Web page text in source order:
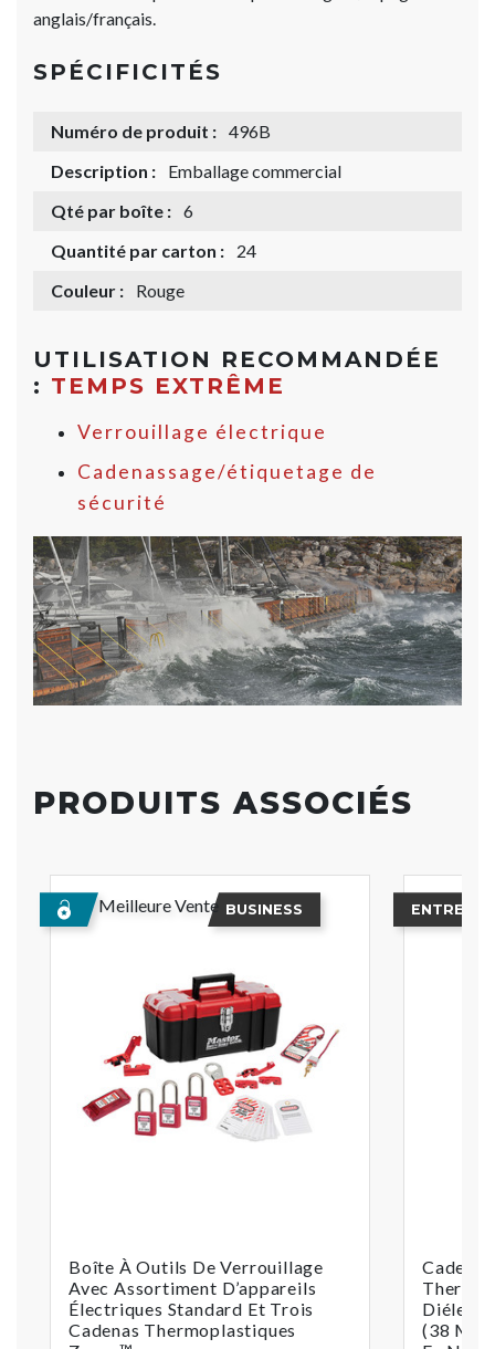
anglais/français.
SPÉCIFICITÉS
Numéro de produit : 496B
Description :
Emballage commercial
Qté par boîte : 6
Quantité par carton :
24
Couleur :
Rouge
UTILISATION RECOMMANDÉE
: TEMPS EXTRÊME
Verrouillage électrique
Cadenassage/étiquetage de
sécurité
PRODUITS ASSOCIÉS
Meilleure Vente BUSINESS
Boîte À Outils De Verrouillage
Avec Assortiment D’appareils
Électriques Standard Et Trois
Cadenas Thermoplastiques
(38